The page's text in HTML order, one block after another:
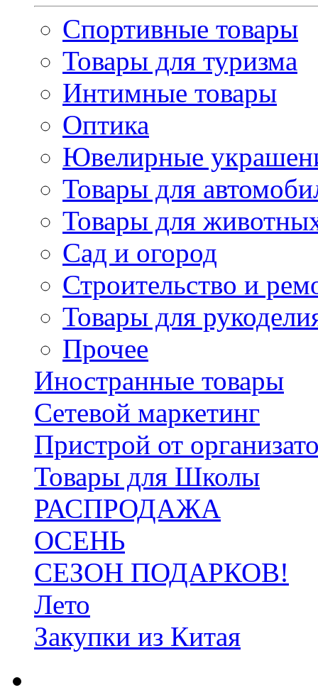
Спортивные товары
Товары для туризма
Интимные товары
Оптика
Ювелирные
Товары для
Товары для
Сад и огород
Строительство и
Товары для
Прочее
Иностранные товары
Сетевой маркетинг
Пристрой от
Товары для Школы
РАСПРОДАЖА
ОСЕНЬ
СЕЗОН ПОДАРКОВ!
Лето
Закупки из Китая